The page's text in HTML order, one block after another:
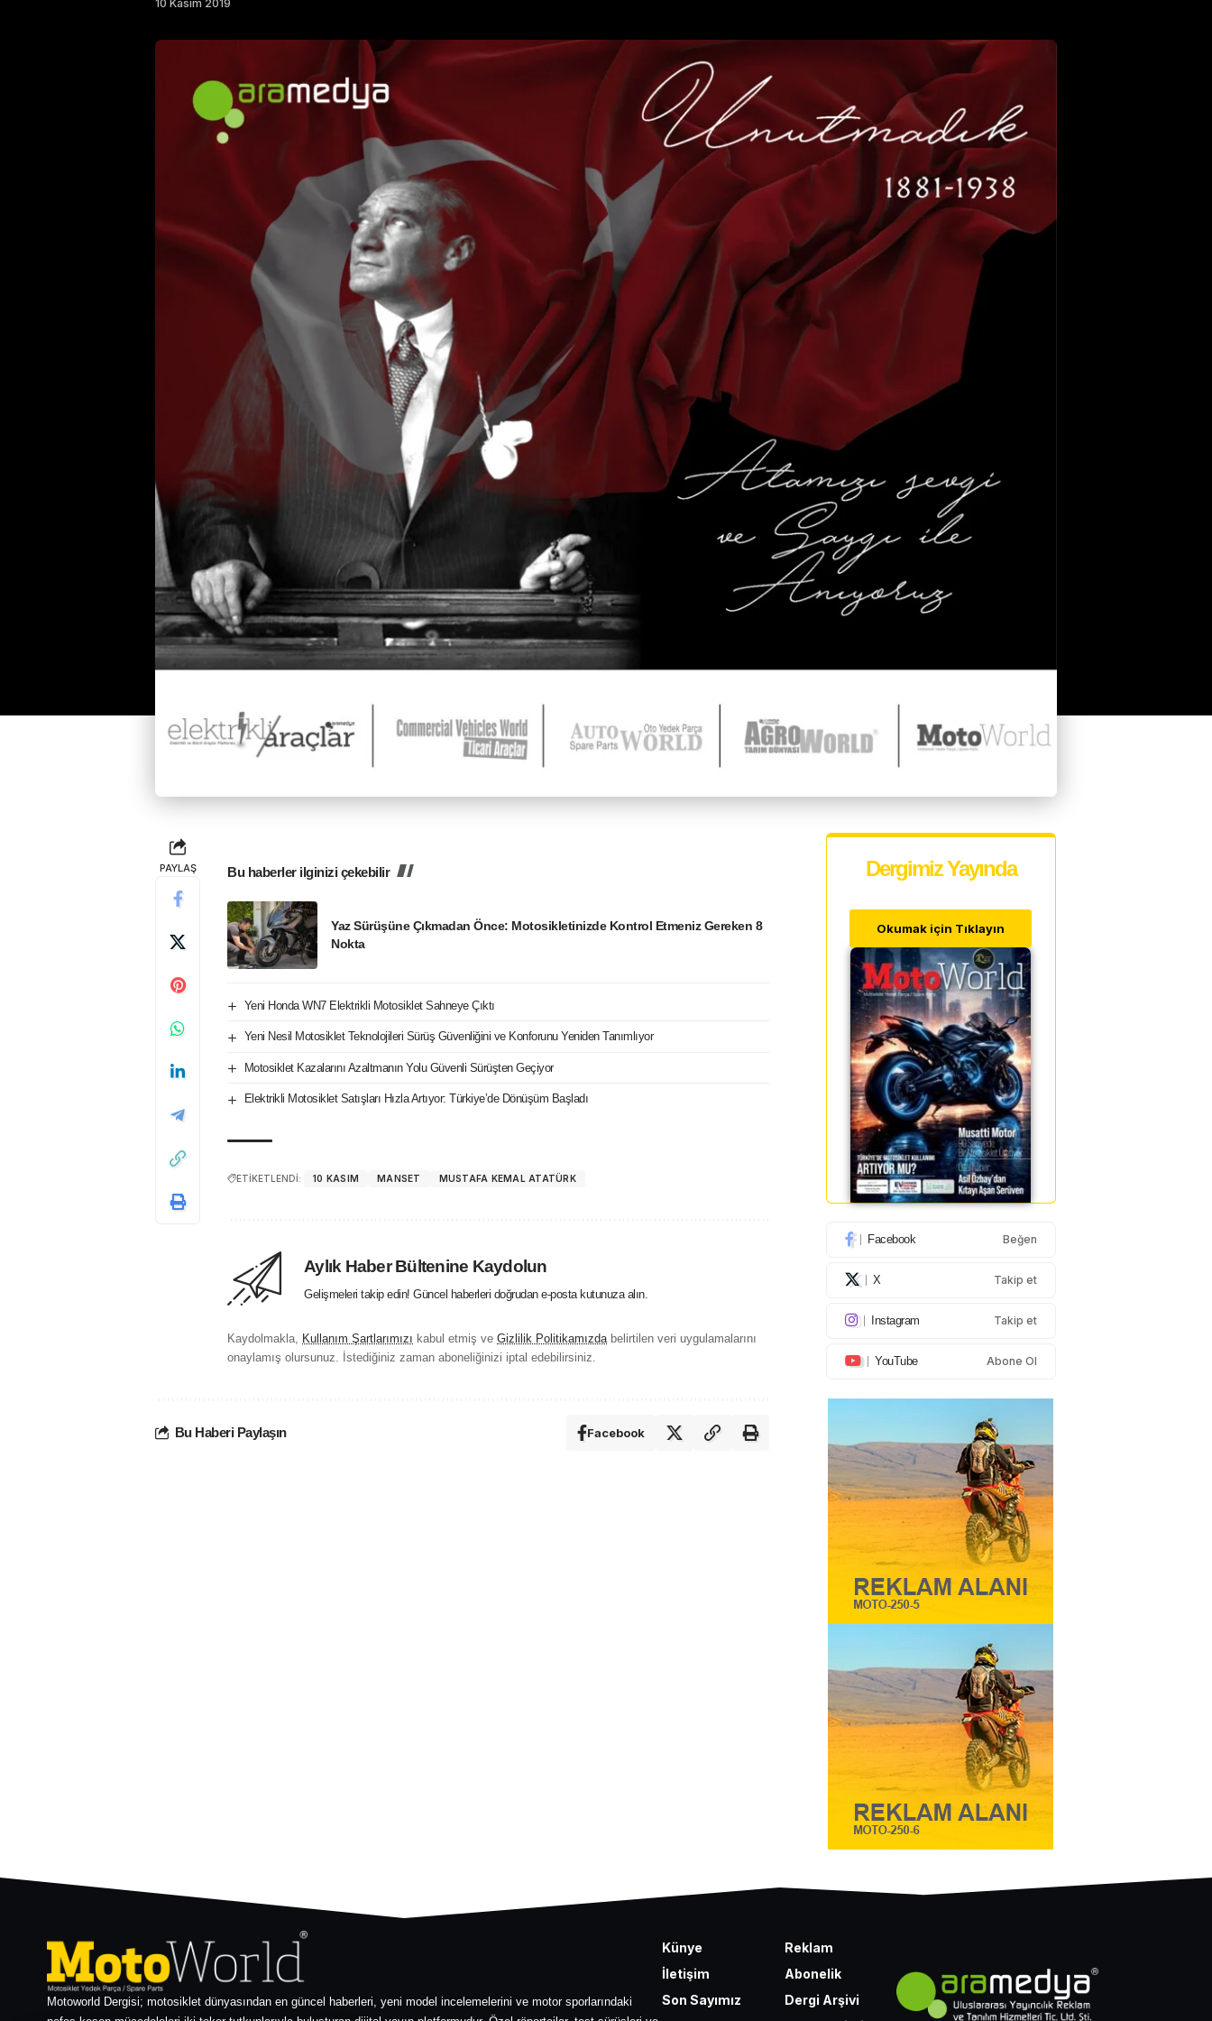
10 Kasım 2019
PAYLAŞ Bu haberler ilginizi çekebilir
Yaz Sürüşüne Çıkmadan Önce: Motosikletinizde Kontrol Etmeniz Gereken 8
Nokta
Yeni Honda WN7 Elektrikli Motosiklet Sahneye Çıktı
Yeni Nesil Motosiklet Teknolojileri Sürüş Güvenliğini ve Konforunu Yeniden Tanımlıyor
Motosiklet Kazalarını Azaltmanın Yolu Güvenli Sürüşten Geçiyor
Elektrikli Motosiklet Satışları Hızla Artıyor: Türkiye’de Dönüşüm Başladı
ETİKETLENDİ: 10 KASIM MANSET MUSTAFA KEMAL ATATÜRK
Aylık Haber Bültenine Kaydolun
Gelişmeleri takip edin! Güncel haberleri doğrudan e-posta kutunuza alın.
Kaydolmakla, Kullanım Şartlarımızı kabul etmiş ve Gizlilik Politikamızda belirtilen veri uygulamalarını
onaylamış olursunuz. İstediğiniz zaman aboneliğinizi iptal edebilirsiniz.
Bu Haberi Paylaşın Facebook
Dergimiz Yayında
Okumak için Tıklayın
Facebook Beğen
X Takip et
Instagram Takip et
YouTube Abone Ol
Motoworld Dergisi; motosiklet dünyasından en güncel haberleri, yeni model incelemelerini ve motor sporlarındaki
Künye
İletişim
Son Sayımız
Reklam
Abonelik
Dergi Arşivi